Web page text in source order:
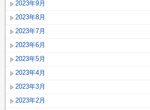
2023年9月
2023年8月
2023年7月
2023年6月
2023年5月
2023年4月
2023年3月
2023年2月